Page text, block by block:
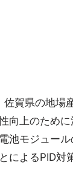
賀県の地場
向上のため
池モジュー
によるPID対